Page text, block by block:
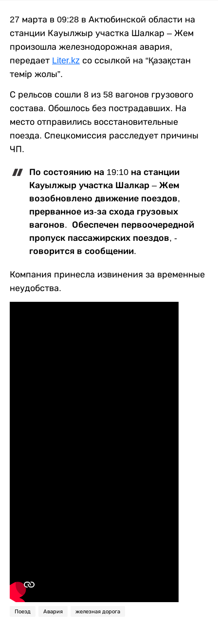
27 марта в 09:28 в Актюбинской области на
станции Кауылжыр участка Шалкар – Жем
произошла железнодорожная авария,
передает Liter.kz со ссылкой на “Қазақстан
темір жолы”.
С рельсов сошли 8 из 58 вагонов грузового
состава. Обошлось без пострадавших. На
место отправились восстановительные
поезда. Спецкомиссия расследует причины
ЧП.
По состоянию на 19:10 на станции
Кауылжыр участка Шалкар – Жем
возобновлено движение поездов,
прерванное из-за схода грузовых
вагонов. Обеспечен первоочередной
пропуск пассажирских поездов, -
говорится в сообщении.
Компания принесла извинения за временные
неудобства.
Поезд Авария железная дорога